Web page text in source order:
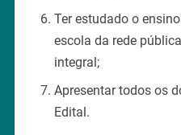
Ter estudado o
escola da rede
integral;
Apresentar todos os
Edital.